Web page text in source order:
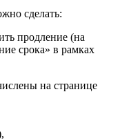
сделать:
продление (на
срока» в рамках
на странице